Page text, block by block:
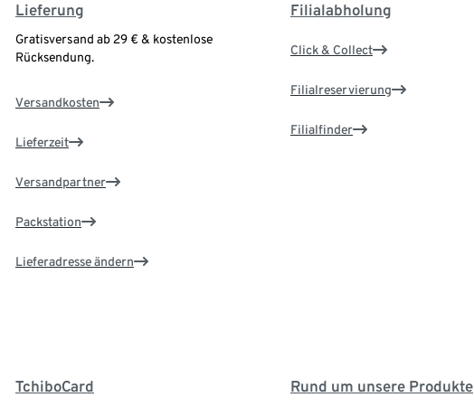
Lieferung
Gratisversand ab 29 € & kostenlose
Rücksendung.
Versandkosten
Lieferzeit
Versandpartner
Packstation
Lieferadresse ändern
Filialabholung
Click & Collect
Filialreservierung
Filialfinder
TchiboCard Rund um unsere Produkte